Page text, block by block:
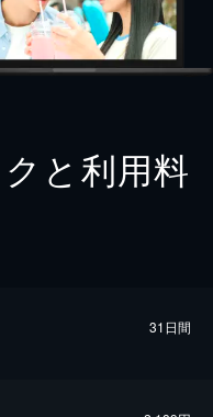
と利用料
31日間